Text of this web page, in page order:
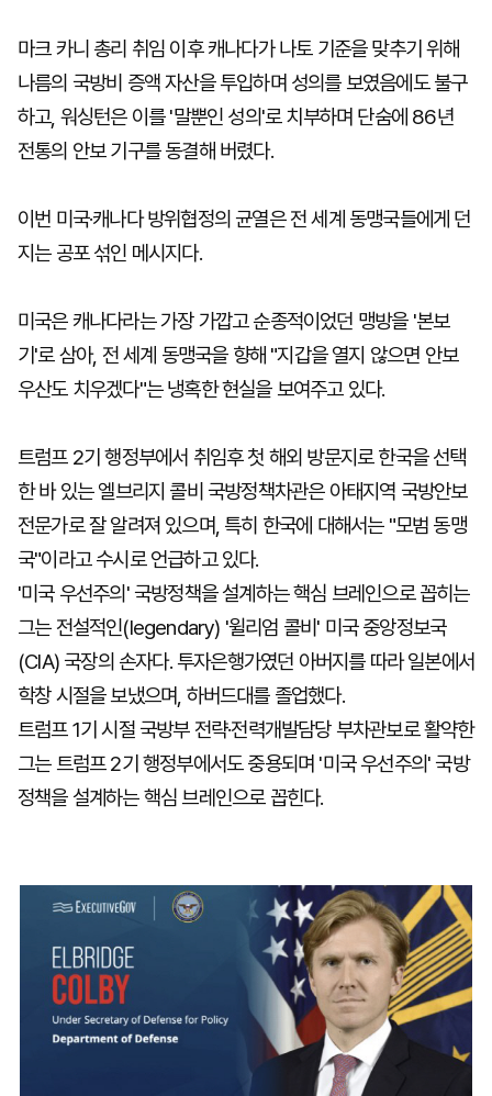
마크 카니 총리 취임 이후 캐나다가 나토 기준을 맞추기 위해
나름의 국방비 증액 자산을 투입하며 성의를 보였음에도 불구
하고, 워싱턴은 이를 '말뿐인 성의'로 치부하며 단숨에 86년
전통의 안보 기구를 동결해 버렸다.
이번 미국·캐나다 방위협정의 균열은 전 세계 동맹국들에게 던
지는 공포 섞인 메시지다.
미국은 캐나다라는 가장 가깝고 순종적이었던 맹방을 '본보
기'로 삼아, 전 세계 동맹국을 향해 "지갑을 열지 않으면 안보
우산도 치우겠다"는 냉혹한 현실을 보여주고 있다.
트럼프 2기 행정부에서 취임후 첫 해외 방문지로 한국을 선택
한 바 있는 엘브리지 콜비 국방정책차관은 아태지역 국방안보
전문가로 잘 알려져 있으며, 특히 한국에 대해서는 "모범 동맹
국"이라고 수시로 언급하고 있다.
'미국 우선주의' 국방정책을 설계하는 핵심 브레인으로 꼽히는
그는 전설적인(legendary) '윌리엄 콜비' 미국 중앙정보국
(CIA) 국장의 손자다. 투자은행가였던 아버지를 따라 일본에서
학창 시절을 보냈으며, 하버드대를 졸업했다.
트럼프 1기 시절 국방부 전략·전력개발담당 부차관보로 활약한
그는 트럼프 2기 행정부에서도 중용되며 '미국 우선주의' 국방
정책을 설계하는 핵심 브레인으로 꼽힌다.